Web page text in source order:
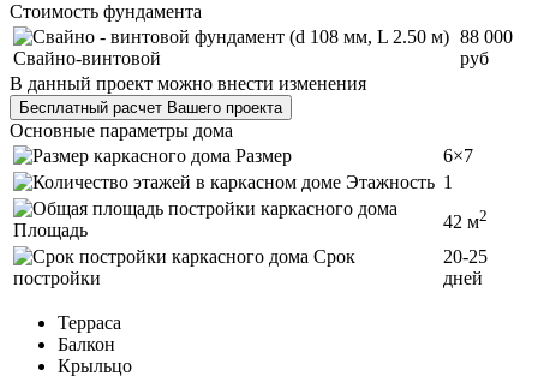
Стоимость фундамента
Свайно-винтовой
88 000
руб
В данный проект можно внести изменения
Бесплатный расчет Вашего проекта
Основные параметры дома
Размер
6×7
Этажность 1
Площадь 42 м2
Срок
постройки
20-25
дней
Терраса
Балкон
Крыльцо